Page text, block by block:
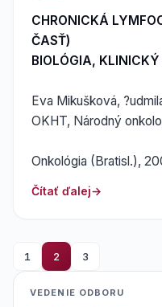
CHRONICKÁ
ČASŤ)
BIOLÓGIA,
Eva Mikušková,
OKHT, Národný
Onkológia (Bratisl.),
Čítať ďalej
1 2 3
VEDENIE ODBORU